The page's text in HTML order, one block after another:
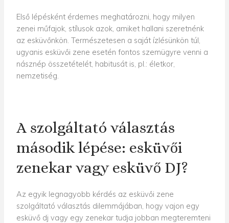
Első lépésként érdemes meghatározni, hogy milyen
zenei műfajok, stílusok azok, amiket hallani szeretnénk
az esküvőnkön. Természetesen a saját ízlésünkön túl,
ugyanis esküvői zene esetén fontos szemügyre venni a
násznép összetételét, habitusát is, pl.: életkor,
nemzetiség.
A szolgáltató választás
második lépése: esküvői
zenekar vagy esküvő DJ?
Az egyik legnagyobb kérdés az esküvői zene
szolgáltató választás dilemmájában, hogy vajon egy
esküvő dj vagy egy zenekar tudja jobban megteremteni